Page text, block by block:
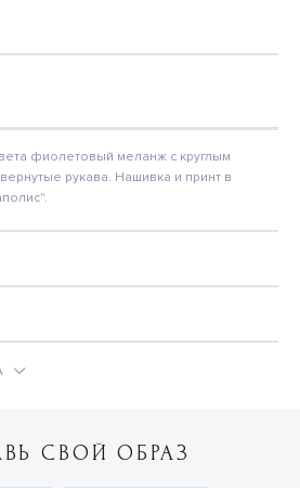
фиолетовый меланж с круглым
рукава. Нашивка и принт в
СВОЙ ОБРАЗ